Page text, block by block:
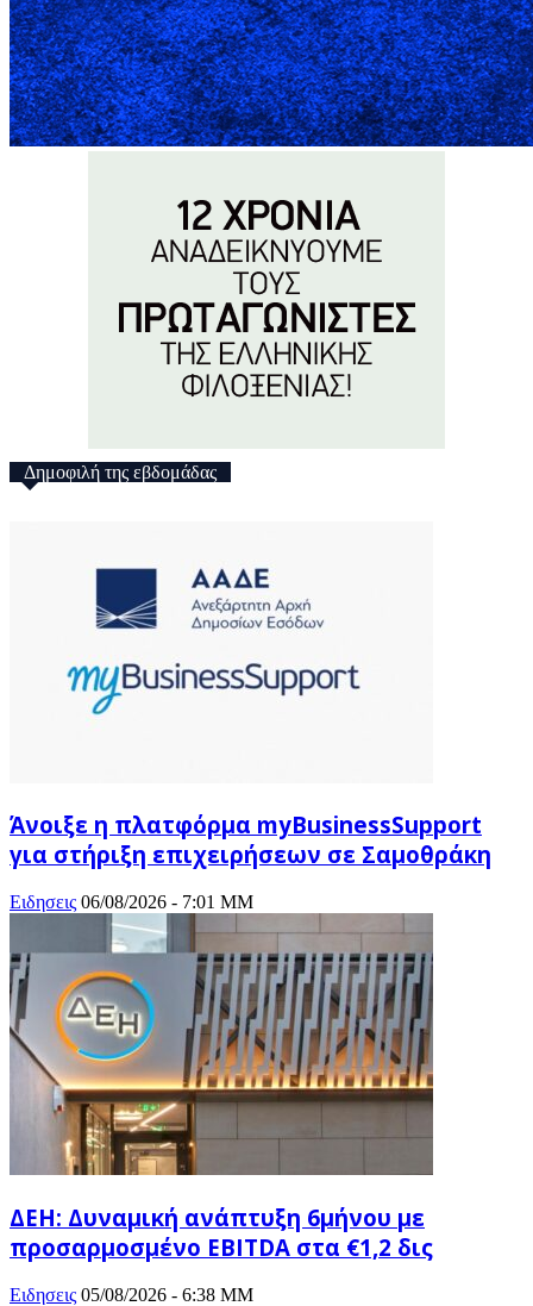
Δημοφιλή της εβδομάδας
Άνοιξε η πλατφόρμα myBusinessSupport
για στήριξη επιχειρήσεων σε Σαμοθράκη
Ειδησεις 06/08/2026 - 7:01 ΜΜ
ΔΕΗ: Δυναμική ανάπτυξη 6μήνου με
προσαρμοσμένο EBITDA στα €1,2 δις
Ειδησεις 05/08/2026 - 6:38 ΜΜ